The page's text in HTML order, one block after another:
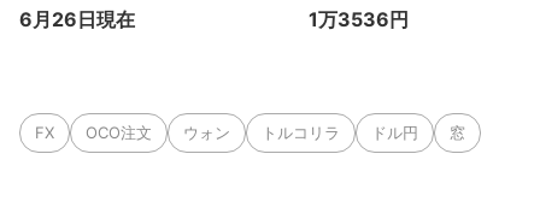
6月26日現在 1万3536円
FX OCO注文 ウォン トルコリラ ドル円 窓